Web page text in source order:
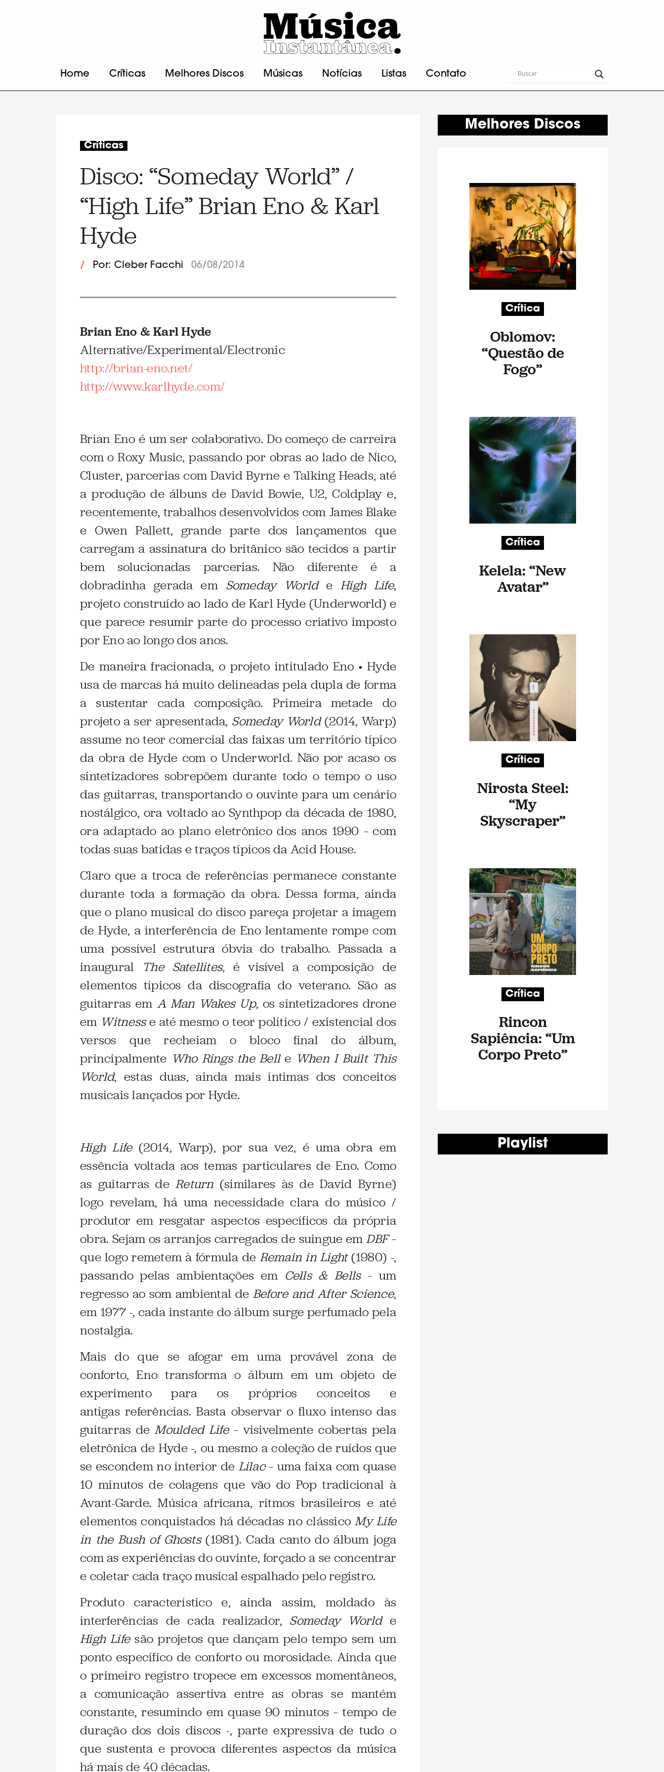
Home Críticas Melhores Discos Músicas Notícias Listas Contato
Críticas
Disco: “Someday World” /
“High Life” Brian Eno & Karl
Hyde
/ Por: Cleber Facchi 06/08/2014
Brian Eno & Karl Hyde
Alternative/Experimental/Electronic
http://brian-eno.net/
http://www.karlhyde.com/
Brian Eno é um ser colaborativo. Do começo de carreira
com o Roxy Music, passando por obras ao lado de Nico,
Cluster, parcerias com David Byrne e Talking Heads, até
a produção de álbuns de David Bowie, U2, Coldplay e,
recentemente, trabalhos desenvolvidos com James Blake
e Owen Pallett, grande parte dos lançamentos que
carregam a assinatura do britânico são tecidos a partir
bem solucionadas parcerias. Não diferente é a
dobradinha gerada emSomeday WorldeHigh Life,
projeto construído ao lado de Karl Hyde (Underworld) e
que parece resumir parte do processo criativo imposto
por Eno ao longo dos anos.
De maneira fracionada, o projeto intitulado Eno • Hyde
usa de marcas há muito delineadas pela dupla de forma
a sustentar cada composição. Primeira metade do
projeto a ser apresentada, Someday World(2014, Warp)
assume no teor comercial das faixas um território típico
da obra de Hyde com o Underworld. Não por acaso os
sintetizadores sobrepõem durante todo o tempo o uso
das guitarras, transportando o ouvinte para um cenário
nostálgico, ora voltado ao Synthpop da década de 1980,
ora adaptado ao plano eletrônico dos anos 1990 – com
todas suas batidas e traços típicos da Acid House.
Claro que a troca de referências permanece constante
durante toda a formação da obra. Dessa forma, ainda
que o plano musical do disco pareça projetar a imagem
de Hyde, a interferência de Eno lentamente rompe com
uma possível estrutura óbvia do trabalho. Passada a
inaugural
The Satellites, é visível a composição de
elementos típicos da discografia do veterano. São as
guitarras em A Man Wakes Up, os sintetizadores drone
em Witnesse até mesmo o teor político / existencial dos
versos que recheiam o bloco final do álbum,
principalmente Who Rings the Belle When I Built This
World, estas duas, ainda mais íntimas dos conceitos
musicais lançados por Hyde.
High Life (2014, Warp), por sua vez, é uma obra em
essência voltada aos temas particulares de Eno. Como
as guitarras de Return (similares às de David Byrne)
logo revelam, há uma necessidade clara do músico /
produtor em resgatar aspectos específicos da própria
obra. Sejam os arranjos carregados de suingue emDBF–
que logo remetem à fórmula de Remain in Light(1980) -,
passando pelas ambientações em Cells & Bells– um
regresso ao som ambiental de Before and After Science,
em 1977 -, cada instante do álbum surge perfumado pela
nostalgia.
Mais do que se afogar em uma provável zona de
conforto, Eno transforma o álbum em um objeto de
experimento para os próprios conceitos e
antigas referências. Basta observar o fluxo intenso das
guitarras deMoulded Life– visivelmente cobertas pela
eletrônica de Hyde -, ou mesmo a coleção de ruídos que
se escondem no interior de Lilac– uma faixa com quase
10 minutos de colagens que vão do Pop tradicional à
Avant-Garde. Música africana, ritmos brasileiros e até
elementos conquistados há décadas no clássicoMy Life
in the Bush of Ghosts(1981). Cada canto do álbum joga
com as experiências do ouvinte, forçado a se concentrar
e coletar cada traço musical espalhado pelo registro.
Produto característico e, ainda assim, moldado às
interferências de cada realizador, Someday Worlde
High Lifesão projetos que dançam pelo tempo sem um
ponto específico de conforto ou morosidade. Ainda que
o primeiro registro tropece em excessos momentâneos,
a comunicação assertiva entre as obras se mantém
constante, resumindo em quase 90 minutos – tempo de
duração dos dois discos -, parte expressiva de tudo o
que sustenta e provoca diferentes aspectos da música
há mais de 40 décadas.
Melhores Discos
Crítica
Oblomov:
“Questão de
Fogo”
Crítica
Kelela: “New
Avatar”
Crítica
Nirosta Steel:
“My
Skyscraper”
Crítica
Rincon
Sapiência: “Um
Corpo Preto”
Playlist